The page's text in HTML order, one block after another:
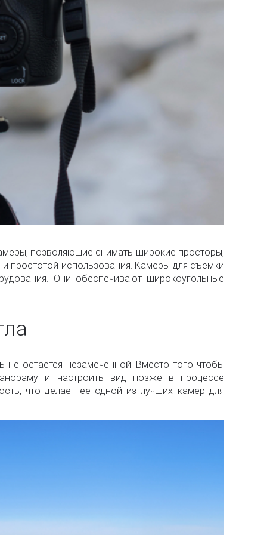
позволяющие снимать широкие просторы,
простотой использования. Камеры для съемки
Они обеспечивают широкоугольные
остается незамеченной. Вместо того чтобы
и настроить вид позже в процессе
что делает ее одной из лучших камер для